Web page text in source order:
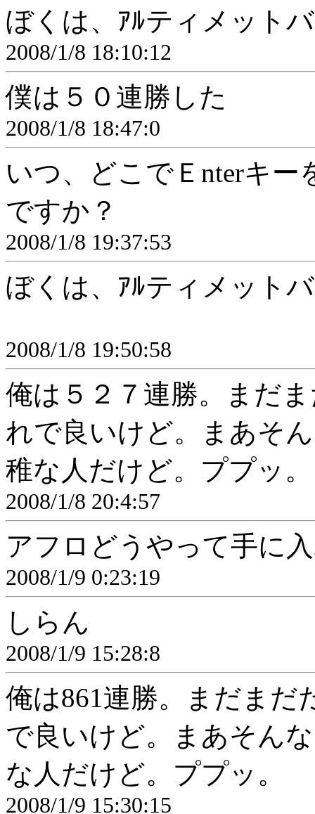
ぼくは、ｱﾙティメット
2008/1/8 18:10:12
僕は５０連勝した
2008/1/8 18:47:0
いつ、どこでＥnterキ
ですか？
2008/1/8 19:37:53
ぼくは、ｱﾙティメット
2008/1/8 19:50:58
俺は５２７連勝。まだ
れで良いけど。まあそ
稚な人だけど。ププッ。
2008/1/8 20:4:57
アフロどうやって手に
2008/1/9 0:23:19
しらん
2008/1/9 15:28:8
俺は861連勝。まだまだ
で良いけど。まあそん
な人だけど。ププッ。
2008/1/9 15:30:15